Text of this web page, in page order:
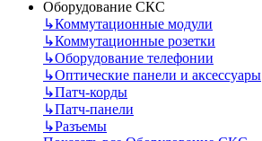
Оборудование СКС
↳Коммутационные модули
↳Коммутационные розетки
↳Оборудование телефонии
↳Оптические панели и аксессуары
↳Патч-корды
↳Патч-панели
↳Разъемы